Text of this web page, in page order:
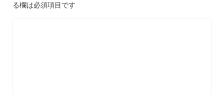
る欄は必須項目です